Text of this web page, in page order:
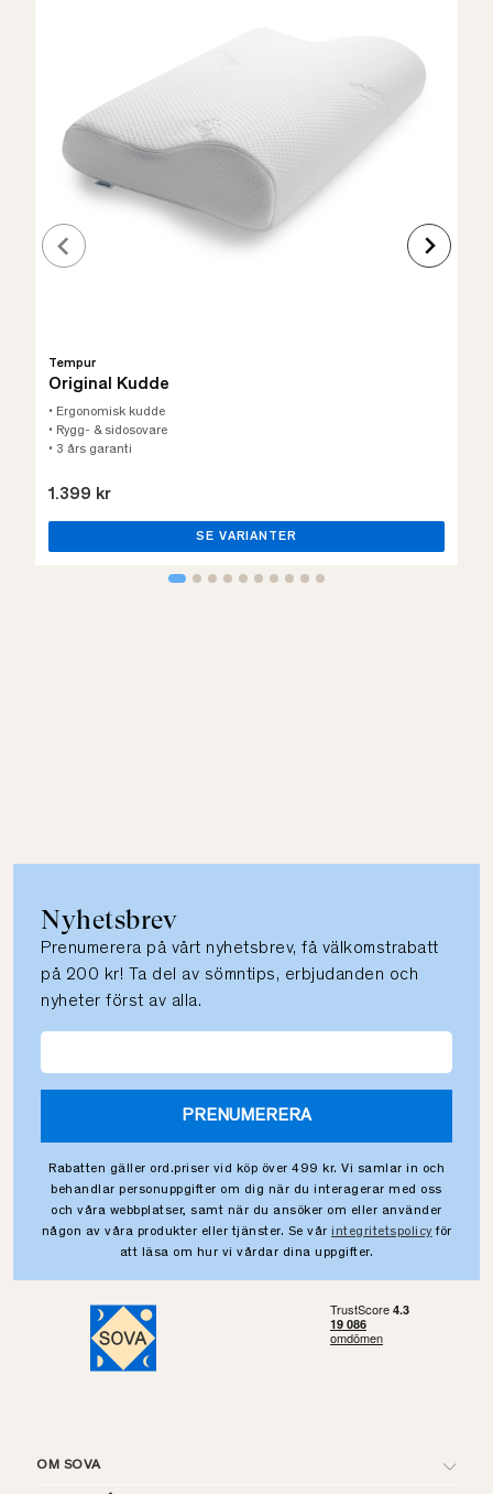
Tempur
Original Kudde
• Ergonomisk kudde
• Rygg- & sidosovare
• 3 års garanti
1.399 kr
SE VARIANTER
Nyhetsbrev
Prenumerera på vårt nyhetsbrev, få välkomstrabatt
på 200 kr! Ta del av sömntips, erbjudanden och
nyheter först av alla.
PRENUMERERA
Rabatten gäller ord.priser vid köp över 499 kr. Vi samlar in och
behandlar personuppgifter om dig när du interagerar med oss
och våra webbplatser, samt när du ansöker om eller använder
någon av våra produkter eller tjänster. Se vår integritetspolicy för
att läsa om hur vi vårdar dina uppgifter.
OM SOVA